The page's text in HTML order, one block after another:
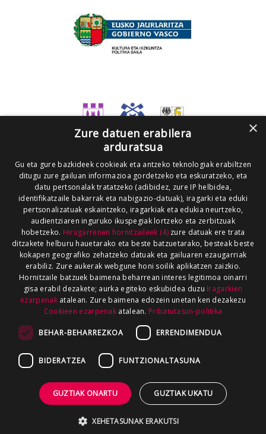
×
Zure datuen erabilera
arduratsua
Gu eta gure bazkideek cookieak eta antzeko teknologiak erabiltzen
ditugu zure gailuan informazioa gordetzeko eta eskuratzeko, eta
datu pertsonalak tratatzeko (adibidez, zure IP helbidea,
identifikatzaile bakarrak eta nabigazio-datuak), iragarki eta eduki
pertsonalizatuak eskaintzeko, iragarkiak eta edukia neurtzeko,
audientziaren inguruko ikuspegiak lortzeko eta zerbitzuak
hobetzeko. Hirugarrenen hornitzaileek (4)zure datuak ere trata
ditzakete helburu hauetarako eta beste batzuetarako, besteak beste
kokapen geografiko zehatzeko datuak eta gailuaren ezaugarriak
erabiliz. Zure aukerak webgune honi soilik aplikatzen zaizkio.
Hornitzaile batzuek baimena beharrean interes legitimoa oinarri
gisa erabil dezakete; aurka egiteko eskubidea duzu Iragarkien
ezarpenakatalean. Zure baimena edozein unetan ken dezakezu
Cookieen ezarpenak atalean. Pribatutasun-politika
BEHAR-BEHARREZKOA ERRENDIMENDUA
BIDERATZEA FUNTZIONALTASUNA
GUZTIAK ONARTU GUZTIAK UKATU
XEHETASUNAK ERAKUTSI